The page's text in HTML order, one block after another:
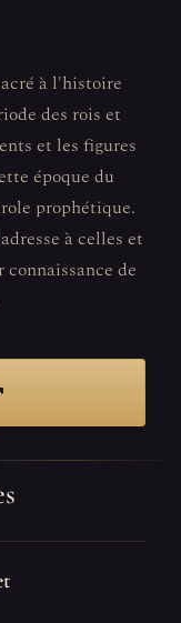
à l'histoire
des rois et
et les figures
époque du
prophétique.
à celles et
de